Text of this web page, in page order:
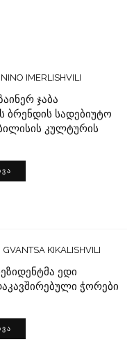
NINO IMERLISHVILI
ჯაბა
ბრენდის სადებიუტო
კულტურის
GVANTSA KIKALISHVILI
ედი
ჭორები